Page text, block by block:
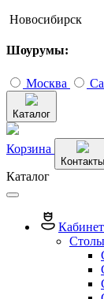
Новосибирск
Шоурумы:
Москва
Каталог
Корзина
Контакты
Каталог
Столы